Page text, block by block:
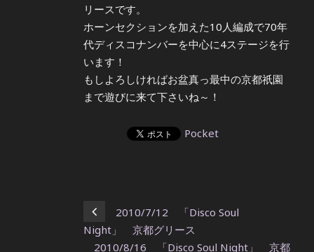
リースです。
ホーンセクションを加えた10人編成で70年
代ディスコナンバーを中心に4ステージを行
います！
もしよろしければお盆真っ最中の京都祇園
まで遊びに来て下さいね～！
Pocket
2010/7/12 「Disco Soul
Night」 京都グリース
2010/8/16 「Disco Soul Night」 京都